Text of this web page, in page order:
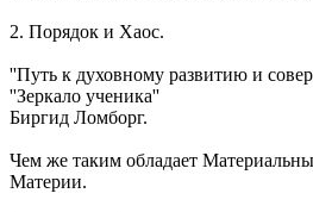
2. Порядок и Хаос.
''Путь к духовному развитию и
''Зеркало ученика''
Биргид Ломборг.
Чем же таким обладает
Материи.